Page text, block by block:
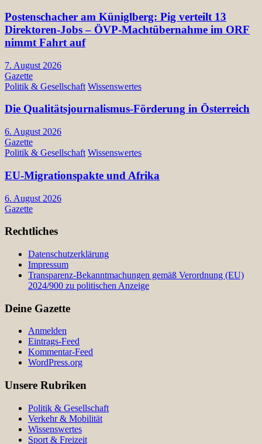
Postenschacher am Küniglberg: Pig verteilt 13
Direktoren-Jobs – ÖVP-Machtübernahme im ORF
nimmt Fahrt auf
7. August 2026
Gazette
Politik & Gesellschaft Wissenswertes
Die Qualitätsjournalismus-Förderung in Österreich
6. August 2026
Gazette
Politik & Gesellschaft Wissenswertes
EU-Migrationspakte und Afrika
6. August 2026
Gazette
Rechtliches
Datenschutzerklärung
Impressum
Transparenz-Bekanntmachungen gemäß Verordnung (EU)
2024/900 zu politischen Anzeige
Deine Gazette
Anmelden
Eintrags-Feed
Kommentar-Feed
WordPress.org
Unsere Rubriken
Politik & Gesellschaft
Verkehr & Mobilität
Wissenswertes
Sport & Freizeit